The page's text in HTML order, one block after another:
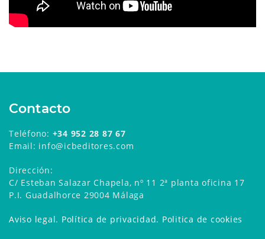
Contacto
Teléfono: +34 952 28 87 67
Email: info@icbeditores.com
Dirección:
C/ Esteban Salazar Chapela, nº 11 2ª planta oficina 17
P.I. Guadalhorce 29004 Málaga
Aviso legal. Política de privacidad. Politica de cookies